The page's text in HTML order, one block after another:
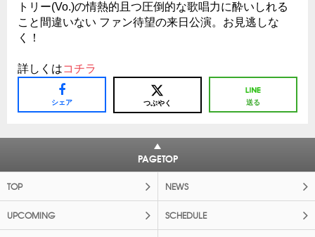
トリー(Vo.)の情熱的且つ圧倒的な歌唱力に酔いしれる
こと間違いない ファン待望の来日公演。お見逃しな
く！
詳しくはコチラ
シェア つぶやく 送る
PAGETOP
TOP NEWS
UPCOMING SCHEDULE